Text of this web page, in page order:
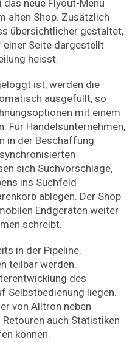
neue Flyout-Menü
alten Shop. Zusätzlich
übersichtlicher gestaltet,
einer Seite dargestellt
heisst.
ist, werden die
ausgefüllt, so
mit einem
Für Handelsunternehmen,
in der Beschaffung
sich Suchvorschläge,
ins Suchfeld
ablegen. Der Shop
Endgeräten weiter
schreibt.
in der Pipeline.
teilbar werden.
des
Selbstbedienung liegen.
von Alltron neben
auch Statistiken
können.